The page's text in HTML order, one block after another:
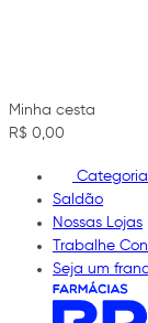
Minha cesta
R$ 0,00
Saldão
Nossas Lojas
Trabalhe
Seja um